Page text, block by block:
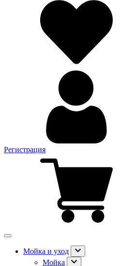
Регистрация
Мойка и уход
Мойка